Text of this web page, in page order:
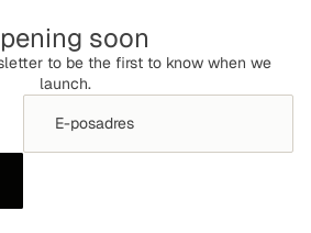
soon
to be the first to know when we
launch.